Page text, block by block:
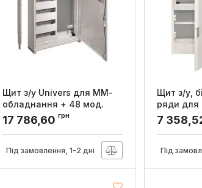
Щит з/у Univers для ММ-
обладнання + 48 мод.
650x550x160мм, Hager
FWB42K1
17 786,60 грн
Під замовлення, 1-2 дні
Щит з/у,
ряди
7
Під